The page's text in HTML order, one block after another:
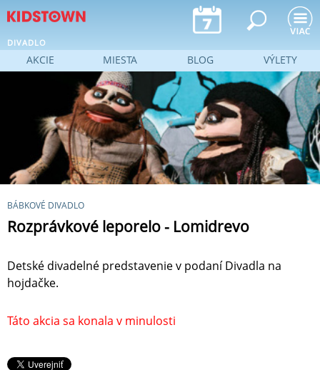
Jump to navigation
DIVADLO
BÁBKOVÉ DIVADLO
Rozprávkové leporelo - Lomidrevo
Detské divadelné predstavenie v podaní Divadla na
hojdačke.
Táto akcia sa konala v minulosti
AKCIE MIESTA BLOG VÝLETY